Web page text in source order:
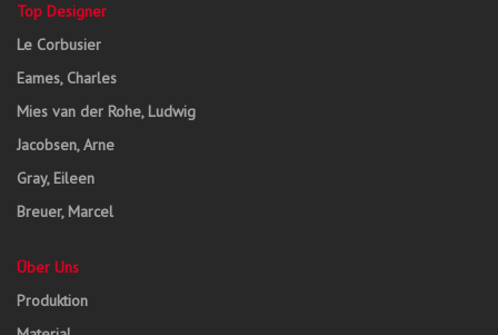
Top Designer
Le Corbusier
Eames, Charles
Mies van der Rohe, Ludwig
Jacobsen, Arne
Gray, Eileen
Breuer, Marcel
Über Uns
Produktion